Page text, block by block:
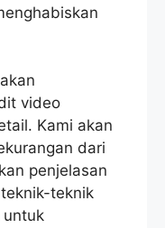
video
Kami akan
dari
penjelasan
teknik
untuk